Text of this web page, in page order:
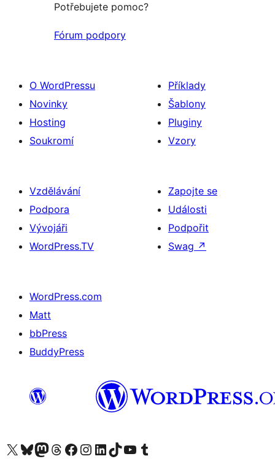
Potřebujete pomoc?
Fórum podpory
O WordPressu
Novinky
Hosting
Soukromí
Příklady
Šablony
Pluginy
Vzory
Vzdělávání
Podpora
Vývojáři
WordPress.TV
Zapojte se
Události
Podpořit
Swag ↗
WordPress.com
Matt
bbPress
BuddyPress
Navštivte náš účet na X (dříve Twitter)
Navštivte náš Bluesky účetNavštivte náš účet Mastodon
Navštivte náš Threads účetNavštivte naši stránku na Facebooku
Navštivte náš Instagram účetNavštivte náš LinkedIn účetNavštivte náš TikTok účetNavštivte náš YouTube kanálNavštivte náš Tumblr účet